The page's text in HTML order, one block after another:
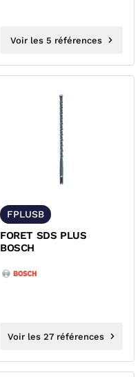
Voir les 5 références
FPLUSB
FORET SDS PLUS
BOSCH
Voir les 27 références